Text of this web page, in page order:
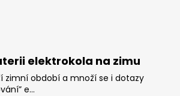
elektrokola na zimu
zimní období a množí se i dotazy
e...